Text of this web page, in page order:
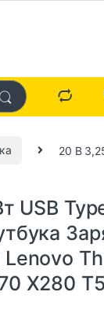
20 В
USB
X280